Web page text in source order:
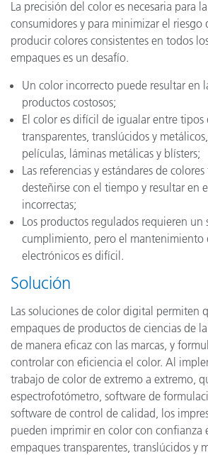
La precisión del color es necesaria para
consumidores y para minimizar el riesgo
producir colores consistentes en todos
empaques es un desafío.
Un color incorrecto puede resultar en
productos costosos;
El color es difícil de igualar entre tipos
transparentes, translúcidos y
películas, láminas metálicas y blísters;
Las referencias y estándares de
desteñirse con el tiempo y resultar en
incorrectas;
Los productos regulados requieren
cumplimiento, pero el mantenimiento
electrónicos es difícil.
Solución
Las soluciones de color digital permiten
empaques de productos de ciencias de
de manera eficaz con las marcas, y
controlar con eficiencia el color. Al
trabajo de color de extremo a extremo,
espectrofotómetro, software de
software de control de calidad, los
pueden imprimir en color con confianza
empaques transparentes, translúcidos y